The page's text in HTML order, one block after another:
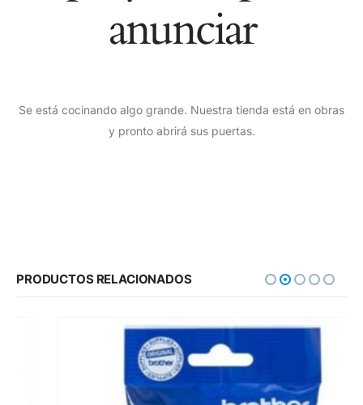
anunciar
Se está cocinando algo grande. Nuestra tienda está en obras
y pronto abrirá sus puertas.
PRODUCTOS RELACIONADOS